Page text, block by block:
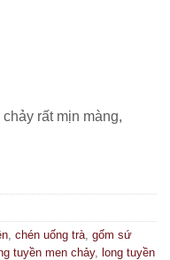
rất mịn màng,
chén uống trà gốm sứ
tuyền men chảy, long tuyền